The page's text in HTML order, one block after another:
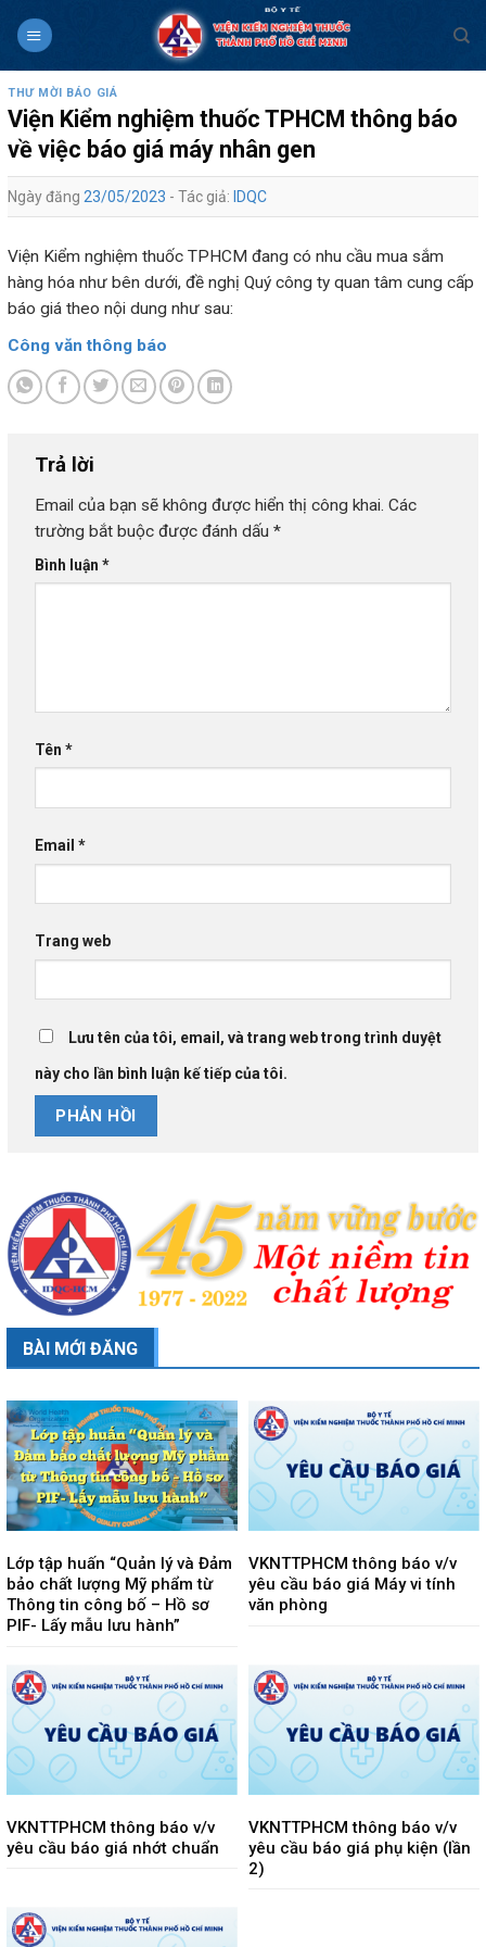
THƯ MỜI BÁO GIÁ
Viện Kiểm nghiệm thuốc TPHCM thông báo
về việc báo giá máy nhân gen
Ngày đăng 23/05/2023 - Tác giả: IDQC
Viện Kiểm nghiệm thuốc TPHCM đang có nhu cầu mua sắm
hàng hóa như bên dưới, đề nghị Quý công ty quan tâm cung cấp
báo giá theo nội dung như sau:
Công văn thông báo
Trả lời
Email của bạn sẽ không được hiển thị công khai. Các
trường bắt buộc được đánh dấu *
Bình luận *
Tên *
Email *
Trang web
Lưu tên của tôi, email, và trang web trong trình duyệt
này cho lần bình luận kế tiếp của tôi.
BÀI MỚI ĐĂNG
Lớp tập huấn “Quản lý và Đảm
bảo chất lượng Mỹ phẩm từ
Thông tin công bố – Hồ sơ
PIF- Lấy mẫu lưu hành”
VKNTTPHCM thông báo v/v
yêu cầu báo giá Máy vi tính
văn phòng
VKNTTPHCM thông báo v/v
yêu cầu báo giá nhớt chuẩn
VKNTTPHCM thông báo v/v
yêu cầu báo giá phụ kiện (lần
2)